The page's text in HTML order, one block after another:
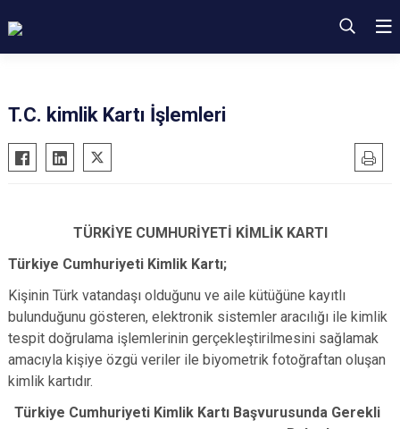
T.C. kimlik Kartı İşlemleri
TÜRKİYE CUMHURİYETİ KİMLİK KARTI
Türkiye Cumhuriyeti Kimlik Kartı;
Kişinin Türk vatandaşı olduğunu ve aile kütüğüne kayıtlı
bulunduğunu gösteren, elektronik sistemler aracılığı ile kimlik
tespit doğrulama işlemlerinin gerçekleştirilmesini sağlamak
amacıyla kişiye özgü veriler ile biyometrik fotoğraftan oluşan
kimlik kartıdır.
Türkiye Cumhuriyeti Kimlik Kartı Başvurusunda Gerekli